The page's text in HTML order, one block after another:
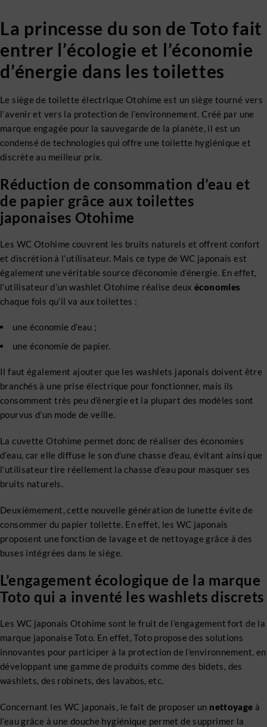
La princesse du son de Toto fait
entrer l’écologie et l’économie
d’énergie dans les toilettes
Le siège de toilette électrique Otohime est un siège tourné vers
l’avenir et vers la protection de l’environnement. Créé par une
marque engagée pour la sauvegarde de la planète, il est un
condensé de technologies qui offre une toilette hygiénique et
discrète au meilleur prix.
Réduction de consommation d’eau et
de papier grâce aux toilettes
japonaises Otohime
Les WC Otohime couvrent les bruits naturels et offrent confort
et discrétion à l’utilisateur. Mais ce type de WC japonais est
également une véritable source d’économie d’énergie. En effet,
l’utilisateur d’un washlet Otohime réalise deux économies
chaque fois qu’il va aux toilettes :
une économie d’eau ;
une économie de papier.
Il faut également ajouter que les washlets japonais doivent être
branchés à une prise électrique pour fonctionner, mais ils
consomment très peu d’énergie et la plupart des modèles sont
pourvus d’un mode de veille.
La cuvette Otohime permet donc de réaliser des économies
d’eau, car elle diffuse le son d’une chasse d’eau, évitant ainsi que
l’utilisateur tire réellement la chasse d’eau pour masquer ses
bruits naturels.
Deuxièmement, cette nouvelle génération de lunette évite de
consommer du papier toilette. En effet, les WC japonais
proposent une fonction de lavage et de nettoyage grâce à des
buses intégrées dans le siège.
L’engagement écologique de la marque
Toto qui a inventé les washlets discrets
Les WC japonais Otohime sont le fruit de l’engagement fort de la
marque japonaise Toto. En effet, Toto propose des solutions
innovantes pour participer à la protection de l’environnement, en
développant une gamme de produits comme des bidets, des
washlets, des robinets, des lavabos, etc.
Concernant les WC japonais, le fait de proposer un nettoyage à
l’eau grâce à une douche hygiénique permet de supprimer la